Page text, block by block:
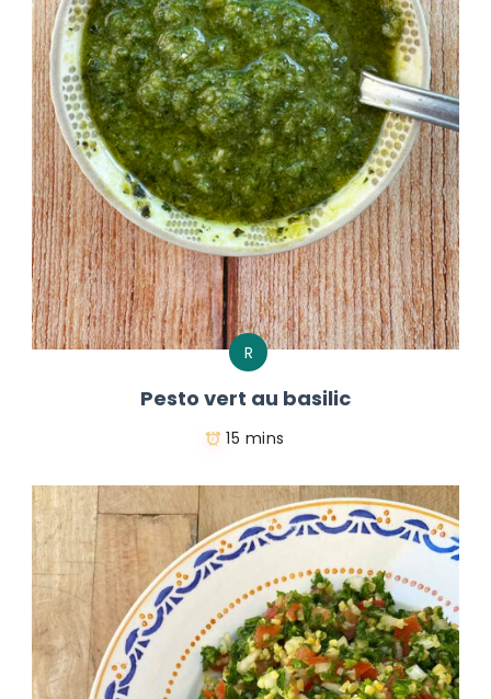
R
Pesto vert au basilic
15 mins